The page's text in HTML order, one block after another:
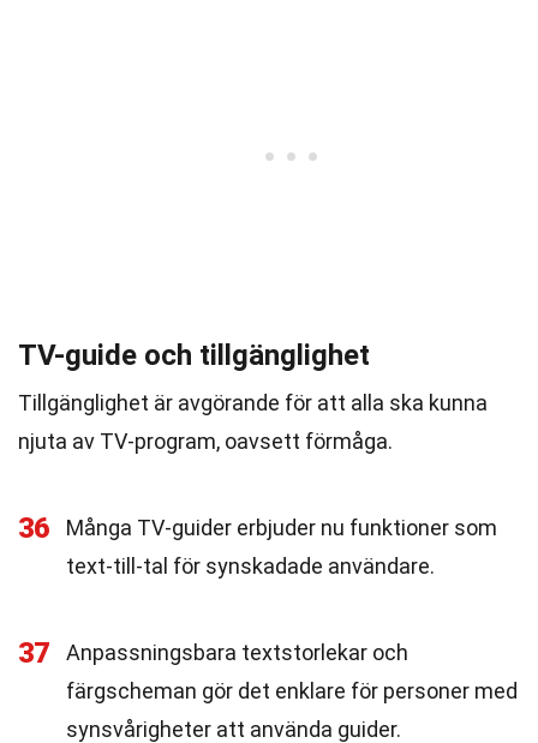
TV-guide och tillgänglighet
Tillgänglighet är avgörande för att alla ska kunna
njuta av TV-program, oavsett förmåga.
36
Många TV-guider erbjuder nu funktioner som
text-till-tal för synskadade användare.
37
Anpassningsbara textstorlekar och
färgscheman gör det enklare för personer med
synsvårigheter att använda guider.